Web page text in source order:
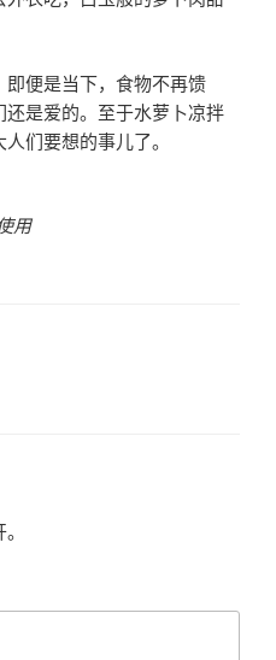
便是当下，食物不再馈
是爱的。至于水萝卜凉拌
们要想的事儿了。
用